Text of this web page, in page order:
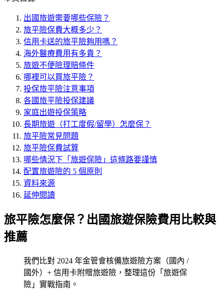
出國旅遊需要哪些保險？
旅平險保費大概多少？
信用卡送的旅平險夠用嗎？
海外醫療費用有多貴？
旅遊不便險理賠條件
哪裡可以買旅平險？
投保旅平險注意事項
各國旅平險投保建議
家庭出遊投保策略
長期旅遊（打工度假/留學）怎麼保？
旅平險常見問題
旅平險保費試算
哪些情況下「旅遊保險」這條路要謹慎
配置旅遊險的 5 個原則
資料來源
延伸閱讀
旅平險怎麼保？出國旅遊保險費用比較與
推薦
我們比對 2024 年金管會核備旅遊險方案（國內 /
國外）+ 信用卡附贈旅遊險，整理這份「旅遊保
險」實戰指南。